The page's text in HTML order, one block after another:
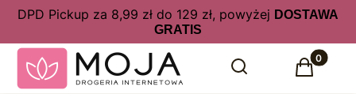
DPD Pickup za 8,99 zł do 129 zł, powyżej DOSTAWA
GRATIS
Otwórz wyszukiwarkę
Szukaj Produkty
Koszyk